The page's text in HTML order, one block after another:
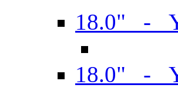
18.0" -
18.0" -